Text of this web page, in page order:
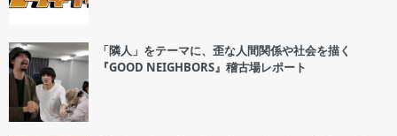
「隣人」をテーマに、歪な人間関係や社会を描く
『GOOD NEIGHBORS』稽古場レポート